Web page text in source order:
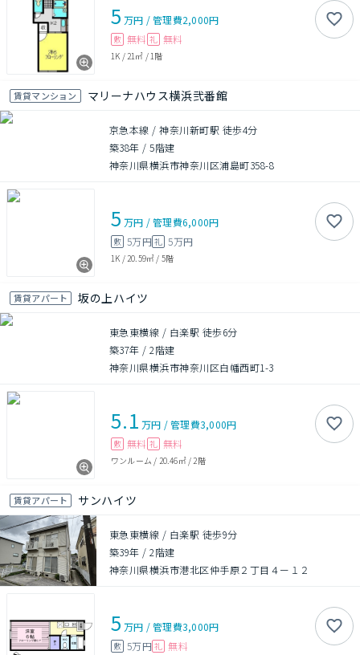
5 万円 /管理費2,000円
敷 無料 礼 無料
1K / 21㎡ / 1階
賃貸マンション マリーナハウス横浜弐番館
京急本線 / 神奈川新町駅 徒歩4分
築38年 /5階建
神奈川県横浜市神奈川区浦島町358-8
5 万円 /管理費6,000円
敷 5万円礼 5万円
1K / 20.59㎡ / 5階
賃貸アパート 坂の上ハイツ
東急東横線 / 白楽駅 徒歩6分
築37年 /2階建
神奈川県横浜市神奈川区白幡西町1-3
5.1 万円 /管理費3,000円
敷 無料 礼 無料
ワンルーム / 20.46㎡/ 2階
賃貸アパート サンハイツ
東急東横線 / 白楽駅 徒歩9分
築39年 /2階建
神奈川県横浜市港北区仲手原２丁目４ー１２
5 万円 /管理費3,000円
敷 5万円 礼 無料